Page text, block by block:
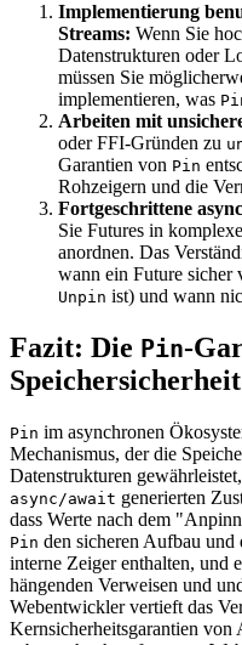
Implementierung
Streams: Wenn Sie
Datenstrukturen oder
müssen Sie
implementieren, was
Arbeiten mit
oder FFI-Gründen zu
Garantien von Pin
Rohzeigern und die
Fortgeschrittene
Sie Futures in
anordnen. Das
wann ein Future sicher
Unpin ist) und wann
Fazit: Die Pin-
Speichersicherheit
Pin im asynchronen
Mechanismus, der die
Datenstrukturen
async/await generierten
dass Werte nach dem
Pin den sicheren Aufbau
interne Zeiger enthalten, und
hängenden Verweisen und
Webentwickler vertieft das
Kernsicherheitsgarantien von